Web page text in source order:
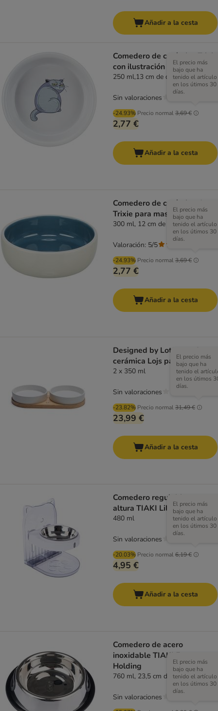
Añadir a la cesta
Comedero de cerámica Trixie
con ilustración para gatos
250 ml,13 cm de diámetro
-24.93% Precio normal3,69 €
El precio más
bajo que ha
tenido el artículo
en los útimos 30
días.
2,77 €
Sin valoraciones
Añadir a la cesta
Comedero de cerámica de
Trixie para mascotas
300 ml, 12 cm de diámetro
-24.93% Precio normal3,69 €
El precio más
bajo que ha
tenido el artículo
en los útimos 30
días.
2,77 €
Valoración: 5/5
Añadir a la cesta
Designed by Lotte set de
cerámica Lojs para gatos
2 x 350 ml
-23.82% Precio normal31,49 €
El precio más
bajo que ha
tenido el
en los útimos
días.
23,99 €
Sin valoraciones
Añadir a la cesta
Comedero regulable en
altura TIAKI Lilly para gatos
480 ml
-20.03% Precio normal6,19 €
El precio más
bajo que ha
tenido el artículo
en los útimos 30
días.
4,95 €
Sin valoraciones
Añadir a la cesta
Comedero de acero
inoxidable TIAKI Easy
Holding
760 ml, 23,5 cm de diámetro
El precio más
bajo que ha
tenido el artículo
en los útimos 30
días.
Sin valoraciones